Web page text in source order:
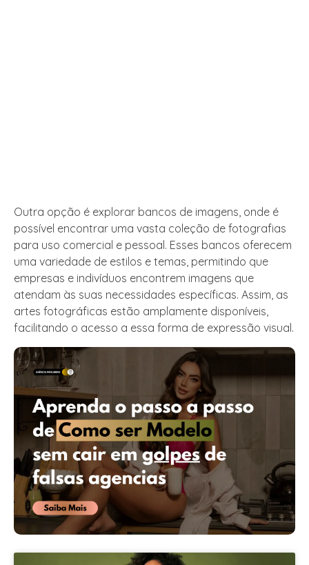
Outra opção é explorar bancos de imagens, onde é
possível encontrar uma vasta coleção de fotografias
para uso comercial e pessoal. Esses bancos oferecem
uma variedade de estilos e temas, permitindo que
empresas e indivíduos encontrem imagens que
atendam às suas necessidades específicas. Assim, as
artes fotográficas estão amplamente disponíveis,
facilitando o acesso a essa forma de expressão visual.